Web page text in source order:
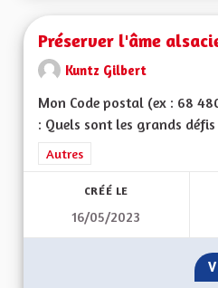
Préserver l'âme
Kuntz Gilbert
Mon Code postal (ex : 68
: Quels sont les grands défis
Filtrer les résultats de la
Autres
CRÉÉ LE
16/05/2023